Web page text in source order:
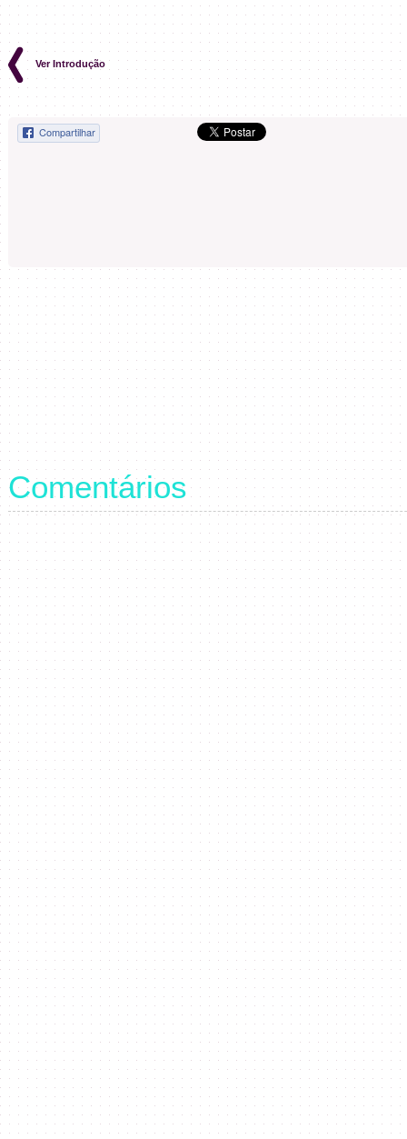
Ver Introdução
Compartilhar
Comentários